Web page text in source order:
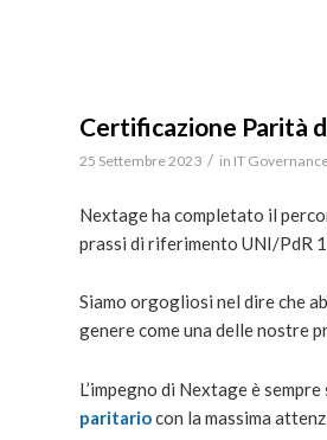
Certificazione Parità
25 Settembre 2023 / in IT
Nextage ha completato il
prassi di riferimento UNI/PdR
Siamo orgogliosi nel dire che
genere come una delle nostre
L’impegno di Nextage è
paritariocon la massima